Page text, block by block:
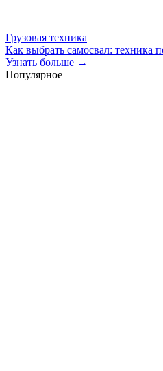
Грузовая техника
Как выбрать самосвал: техника
Узнать больше →
Популярное